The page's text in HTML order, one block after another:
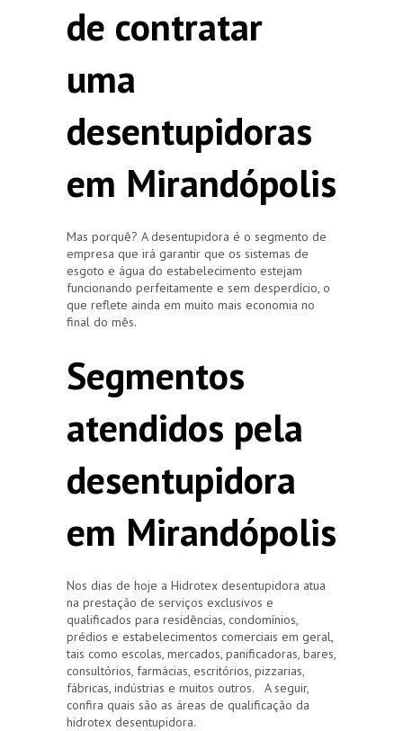
de contratar
uma
desentupidoras
em Mirandópolis
Mas porquê? A desentupidora é o segmento de
empresa que irá garantir que os sistemas de
esgoto e água do estabelecimento estejam
funcionando perfeitamente e sem desperdício, o
que reflete ainda em muito mais economia no
final do mês.
Segmentos
atendidos pela
desentupidora
em Mirandópolis
Nos dias de hoje a Hidrotex desentupidora atua
na prestação de serviços exclusivos e
qualificados para residências, condomínios,
prédios e estabelecimentos comerciais em geral,
tais como escolas, mercados, panificadoras, bares,
consultórios, farmácias, escritórios, pizzarias,
fábricas, indústrias e muitos outros. A seguir,
confira quais são as áreas de qualificação da
hidrotex desentupidora.